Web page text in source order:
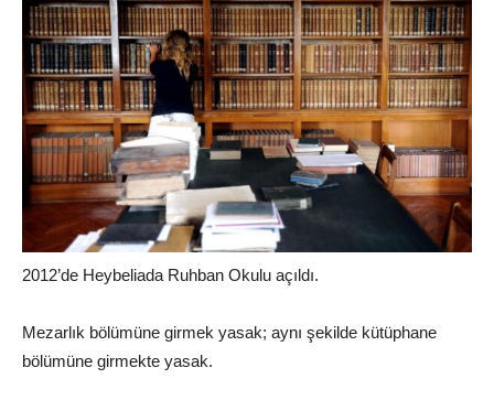
2012’de Heybeliada Ruhban Okulu açıldı.
Mezarlık bölümüne girmek yasak; aynı şekilde kütüphane
bölümüne girmekte yasak.